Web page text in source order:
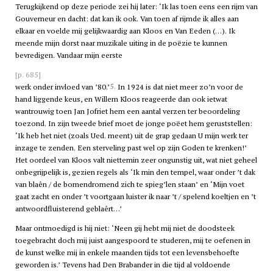
Terugkijkend op deze periode zei hij later: ‘Ik las toen eens een rijm van
Gouverneur en dacht: dat kan ik ook. Van toen af rijmde ik alles aan
elkaar en voelde mij gelijkwaardig aan Kloos en Van Eeden (…). Ik
meende mijn dorst naar muzikale uiting in de poëzie te kunnen
bevredigen. Vandaar mijn eerste
[p. 685]
werk onder invloed van ’80.’5. In 1924 is dat niet meer zo’n voor de
hand liggende keus, en Willem Kloos reageerde dan ook ietwat
wantrouwig toen Jan Jofriet hem een aantal verzen ter beoordeling
toezond. In zijn tweede brief moet de jonge poëet hem geruststellen:
‘Ik heb het niet (zoals Ued. meent) uit de grap gedaan U mijn werk ter
inzage te zenden. Een sterveling past wel op zijn Goden te krenken!’
Het oordeel van Kloos valt niettemin zeer ongunstig uit, wat niet geheel
onbegrijpelijk is, gezien regels als ‘Ik min den tempel, waar onder ’t dak
van blaên / de bomendromend zich te spieg’len staan’ en ‘Mijn voet
gaat zacht en onder ’t voortgaan luister ik naar ’t / spelend koeltjen en ’t
antwoordfluisterend geblaêrt…’
Maar ontmoedigd is hij niet: ‘Neen gij hebt mij niet de doodsteek
toegebracht doch mij juist aangespoord te studeren, mij te oefenen in
de kunst welke mij in enkele maanden tijds tot een levensbehoefte
geworden is.’ Tevens had Den Brabander in die tijd al voldoende